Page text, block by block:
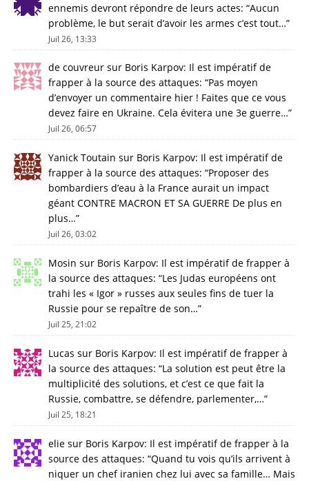
ennemis devront répondre de leurs actes: “Aucun
problème, le but serait d’avoir les armes c’est tout…”
Juil 26, 13:33
de couvreur sur Boris Karpov: Il est impératif de
frapper à la source des attaques: “Pas moyen
d’envoyer un commentaire hier ! Faites que ce vous
devez faire en Ukraine. Cela évitera une 3e guerre…”
Juil 26, 06:57
Yanick Toutain sur Boris Karpov: Il est impératif de
frapper à la source des attaques: “Proposer des
bombardiers d’eau à la France aurait un impact
géant CONTRE MACRON ET SA GUERRE De plus en
plus…”
Juil 26, 03:02
Mosin sur Boris Karpov: Il est impératif de frapper à
la source des attaques: “Les Judas européens ont
trahi les « Igor » russes aux seules fins de tuer la
Russie pour se repaître de son…”
Juil 25, 21:02
Lucas sur Boris Karpov: Il est impératif de frapper à
la source des attaques: “La solution est peut être la
multiplicité des solutions, et c’est ce que fait la
Russie, combattre, se défendre, parlementer,…”
Juil 25, 18:21
elie sur Boris Karpov: Il est impératif de frapper à la
source des attaques: “Quand tu vois qu’ils arrivent à
niquer un chef iranien chez lui avec sa famille… Mais